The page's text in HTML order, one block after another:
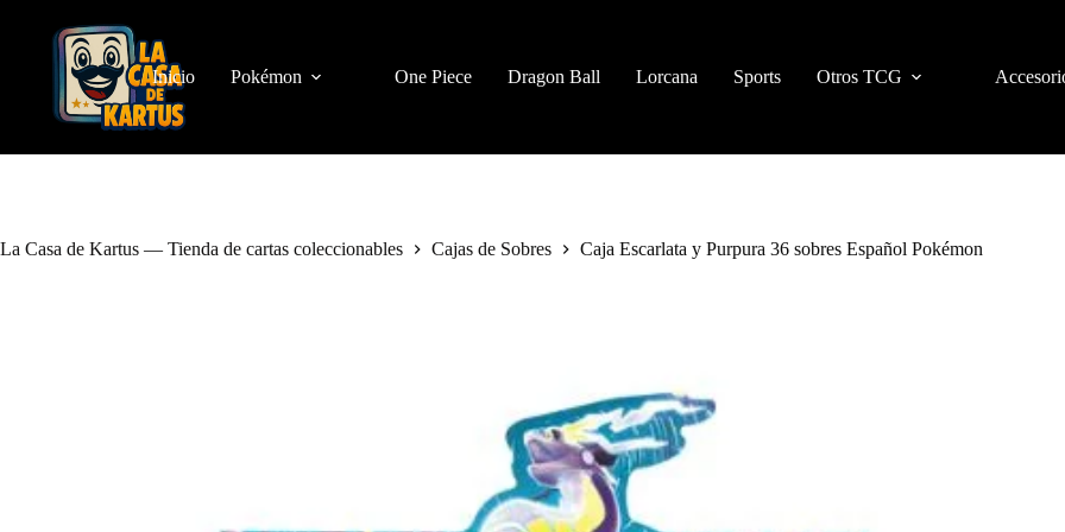
contenido
Inicio
Pokémon One Piece Dragon Ball Lorcana Sports Otros TCG
La Casa de Kartus — Tienda de cartas coleccionables Cajas de Sobres Caja Escarlata y Purpura 36 sobres Español Pokémon